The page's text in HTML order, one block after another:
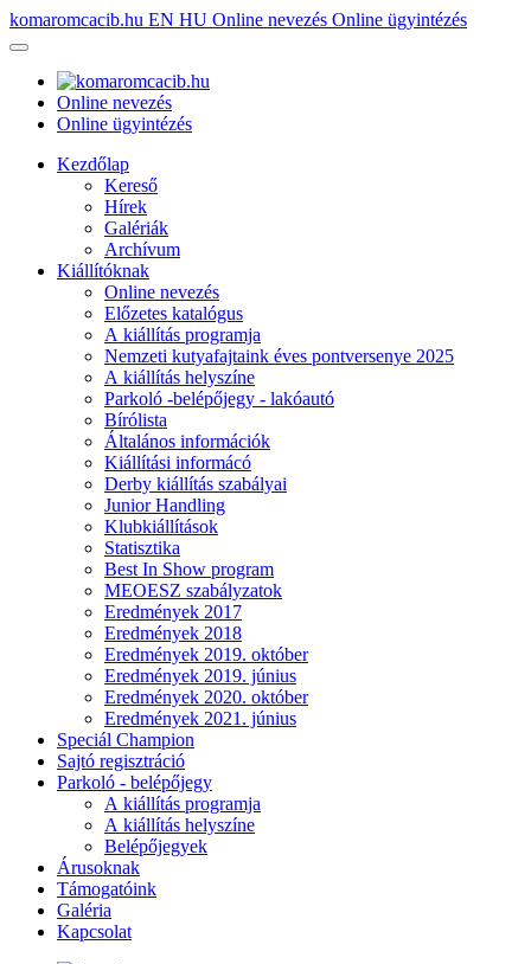
komaromcacib.hu EN HU Online nevezés Online ügyintézés
Online nevezés
Online ügyintézés
Kezdőlap
Kereső
Hírek
Galériák
Archívum
Kiállítóknak
Online nevezés
Előzetes katalógus
A kiállítás programja
Nemzeti kutyafajtaink éves pontversenye 2025
A kiállítás helyszíne
Parkoló -belépőjegy - lakóautó
Bírólista
Általános információk
Kiállítási informácó
Derby kiállítás szabályai
Junior Handling
Klubkiállítások
Statisztika
Best In Show program
MEOESZ szabályzatok
Eredmények 2017
Eredmények 2018
Eredmények 2019. október
Eredmények 2019. június
Eredmények 2020. október
Eredmények 2021. június
Speciál Champion
Sajtó regisztráció
Parkoló - belépőjegy
A kiállítás programja
A kiállítás helyszíne
Belépőjegyek
Árusoknak
Támogatóink
Galéria
Kapcsolat